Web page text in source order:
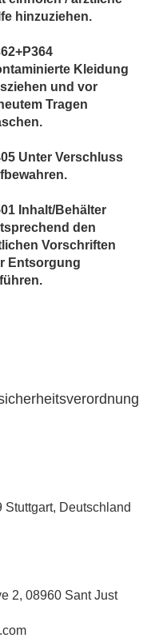
hinzuziehen.
Kleidung
und vor
Tragen
Unter Verschluss
Inhalt/Behälter
den
Vorschriften
Entsorgung
Deutschland
2, 08960 Sant Just